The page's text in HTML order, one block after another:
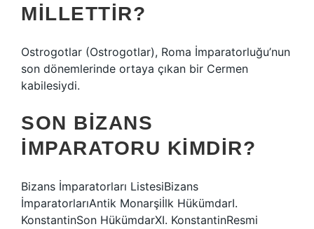
MILLETTIR?
Ostrogotlar (Ostrogotlar), Roma İmparatorluğu’nun
son dönemlerinde ortaya çıkan bir Cermen
kabilesiydi.
SON BIZANS
IMPARATORU KIMDIR?
Bizans İmparatorları ListesiBizans
İmparatorlarıAntik Monarşiİlk HükümdarI.
KonstantinSon HükümdarXI. KonstantinResmi